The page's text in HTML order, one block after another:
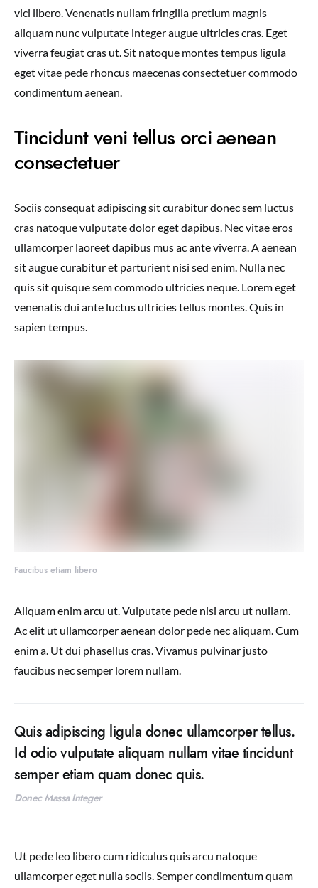
vici libero. Venenatis nullam fringilla pretium magnis
aliquam nunc vulputate integer augue ultricies cras. Eget
viverra feugiat cras ut. Sit natoque montes tempus ligula
eget vitae pede rhoncus maecenas consectetuer commodo
condimentum aenean.
Tincidunt veni tellus orci aenean
consectetuer
Sociis consequat adipiscing sit curabitur donec sem luctus
cras natoque vulputate dolor eget dapibus. Nec vitae eros
ullamcorper laoreet dapibus mus ac ante viverra. A aenean
sit augue curabitur et parturient nisi sed enim. Nulla nec
quis sit quisque sem commodo ultricies neque. Lorem eget
venenatis dui ante luctus ultricies tellus montes. Quis in
sapien tempus.
Faucibus etiam libero
Aliquam enim arcu ut. Vulputate pede nisi arcu ut nullam.
Ac elit ut ullamcorper aenean dolor pede nec aliquam. Cum
enim a. Ut dui phasellus cras. Vivamus pulvinar justo
faucibus nec semper lorem nullam.
Quis adipiscing ligula donec ullamcorper tellus.
Id odio vulputate aliquam nullam vitae tincidunt
semper etiam quam donec quis.
Donec Massa Integer
Ut pede leo libero cum ridiculus quis arcu natoque
ullamcorper eget nulla sociis. Semper condimentum quam